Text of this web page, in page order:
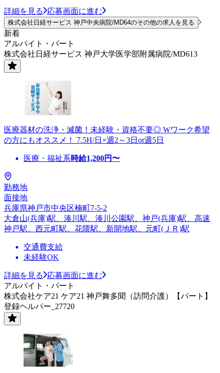
詳細を見る 応募画面に進む
株式会社日経サービス 神戸中央病院/MD64のその他の求人を見る
新着
アルバイト・パート
株式会社日経サービス 神戸大学医学部附属病院/MD613
医療器材の洗浄・滅菌！未経験・資格不要◎ Wワーク希望
の方にもオススメ！ 7.5H/日×週2～3日or週5日
医療・福祉系時給1,200円〜
勤務地
面接地
兵庫県神戸市中央区楠町7-5-2
大倉山(兵庫)駅、湊川駅、湊川公園駅、神戸(兵庫)駅、高速
神戸駅、西元町駅、花隈駅、新開地駅、元町(ＪＲ)駅
交通費支給
未経験OK
詳細を見る
応募画面に進む
アルバイト・パート
株式会社ケア21 ケア21 神戸舞多聞（訪問介護）【パート】
登録ヘルパー_27720